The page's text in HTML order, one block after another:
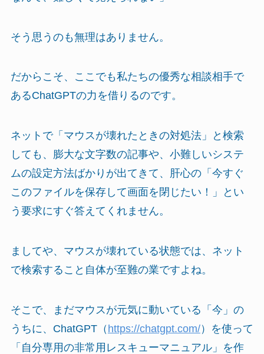
そう思うのも無理はありません。
だからこそ、ここでも私たちの優秀な相談相手で
あるChatGPTの力を借りるのです。
ネットで「マウスが壊れたときの対処法」と検索
しても、膨大な文字数の記事や、小難しいシステ
ムの設定方法ばかりが出てきて、肝心の「今すぐ
このファイルを保存して画面を閉じたい！」とい
う要求にすぐ答えてくれません。
ましてや、マウスが壊れている状態では、ネット
で検索すること自体が至難の業ですよね。
そこで、まだマウスが元気に動いている「今」の
うちに、ChatGPT（ https://chatgpt.com/）を使って
「自分専用の非常用レスキューマニュアル」を作